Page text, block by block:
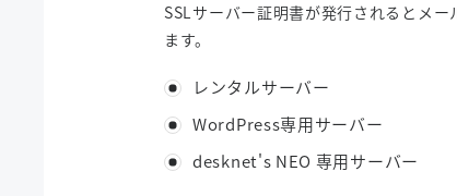
SSLサーバー証明書が発行されるとメー
ます。
レンタルサーバー
WordPress専用サーバー
desknet's NEO 専用サーバー